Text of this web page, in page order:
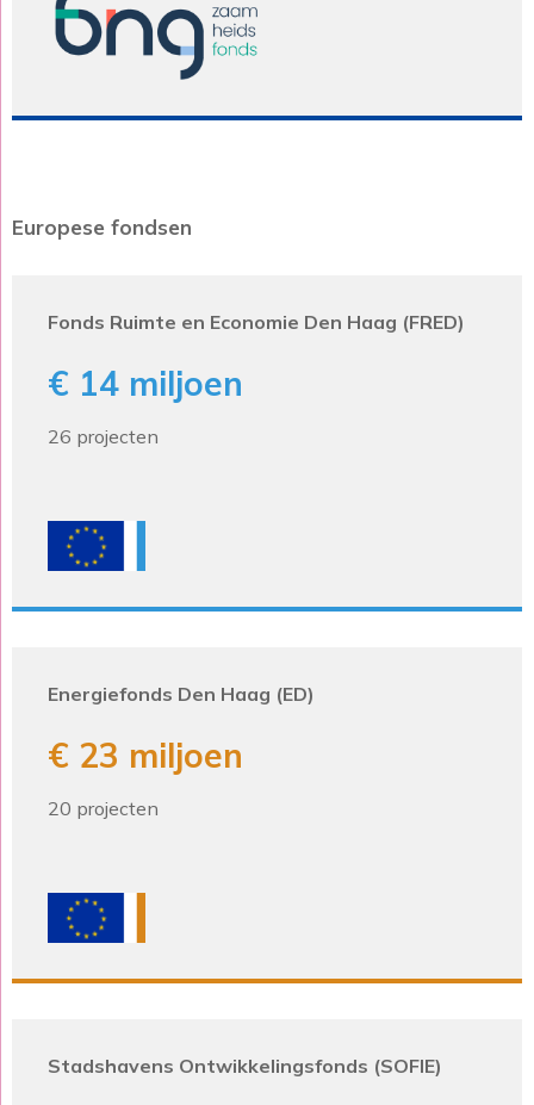
Europese fondsen
Fonds Ruimte en Economie Den Haag (FRED)
€ 14 miljoen
26 projecten
Energiefonds Den Haag (ED)
€ 23 miljoen
20 projecten
Stadshavens Ontwikkelingsfonds (SOFIE)